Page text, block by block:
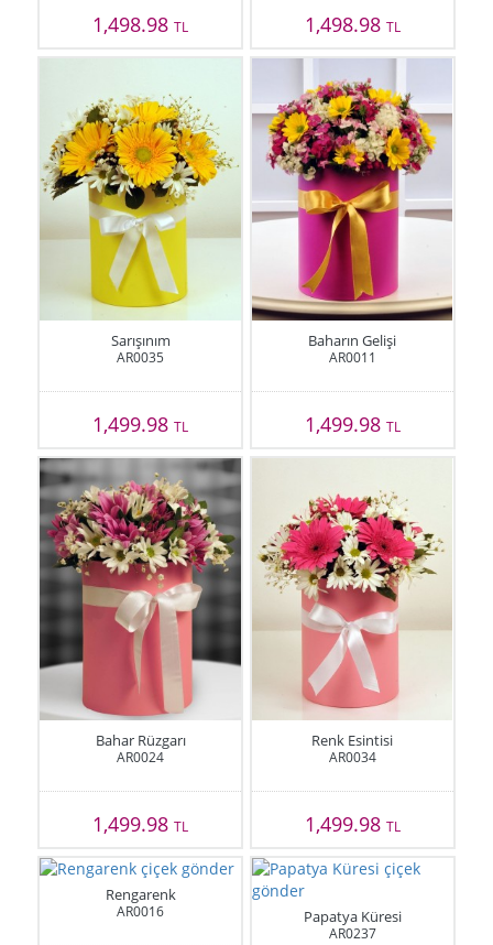
1,498.98TL 1,498.98 TL
Sarışınım
AR0035
1,499.98TL
Baharın Gelişi
AR0011
1,499.98 TL
Bahar Rüzgarı
AR0024
1,499.98TL
Renk Esintisi
AR0034
1,499.98 TL
Rengarenk
AR0016 Papatya Küresi
AR0237